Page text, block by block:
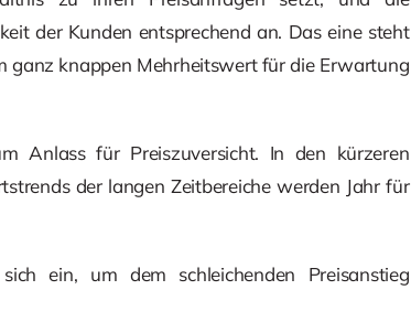
der Kunden entsprechend an. Das eine steht
ganz knappen Mehrheitswert für die Erwartung
Anlass für Preiszuversicht. In den kürzeren
der langen Zeitbereiche werden Jahr für
ein, um dem schleichenden Preisanstieg